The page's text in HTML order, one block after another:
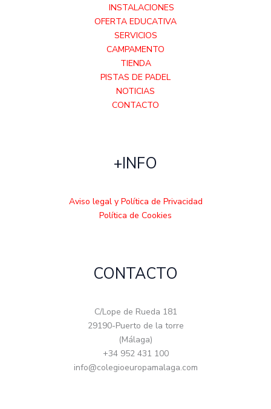
INSTALACIONES
OFERTA EDUCATIVA
SERVICIOS
CAMPAMENTO
TIENDA
PISTAS DE PADEL
NOTICIAS
CONTACTO
+INFO
Aviso legal y Política de Privacidad
Política de Cookies
CONTACTO
C/Lope de Rueda 181
29190-Puerto de la torre
(Málaga)
+34 952 431 100
info@colegioeuropamalaga.com